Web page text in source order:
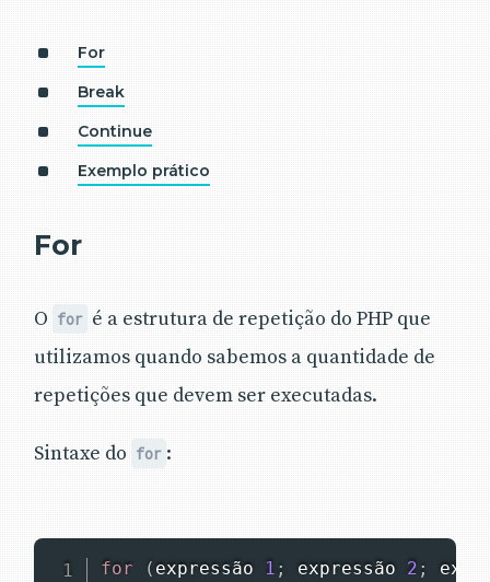
For
Break
Continue
Exemplo prático
For
O for é a estrutura de repetição do PHP que
utilizamos quando sabemos a quantidade de
repetições que devem ser executadas.
Sintaxe do for :
for ( expressão 1 ; expressão 2 ;